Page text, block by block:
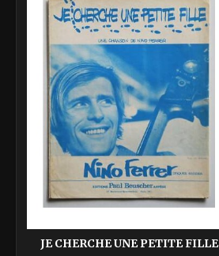
JE CHERCHE UNE PETITE FILLE